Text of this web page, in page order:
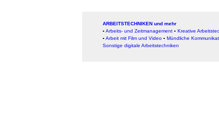
ARBEITSTECHNIKEN und mehr
▪ Arbeits- und Zeitmanagement ▪ Kreative
▪ Arbeit mit Film und Video ▪ Mündliche
Sonstige digitale Arbeitstechniken